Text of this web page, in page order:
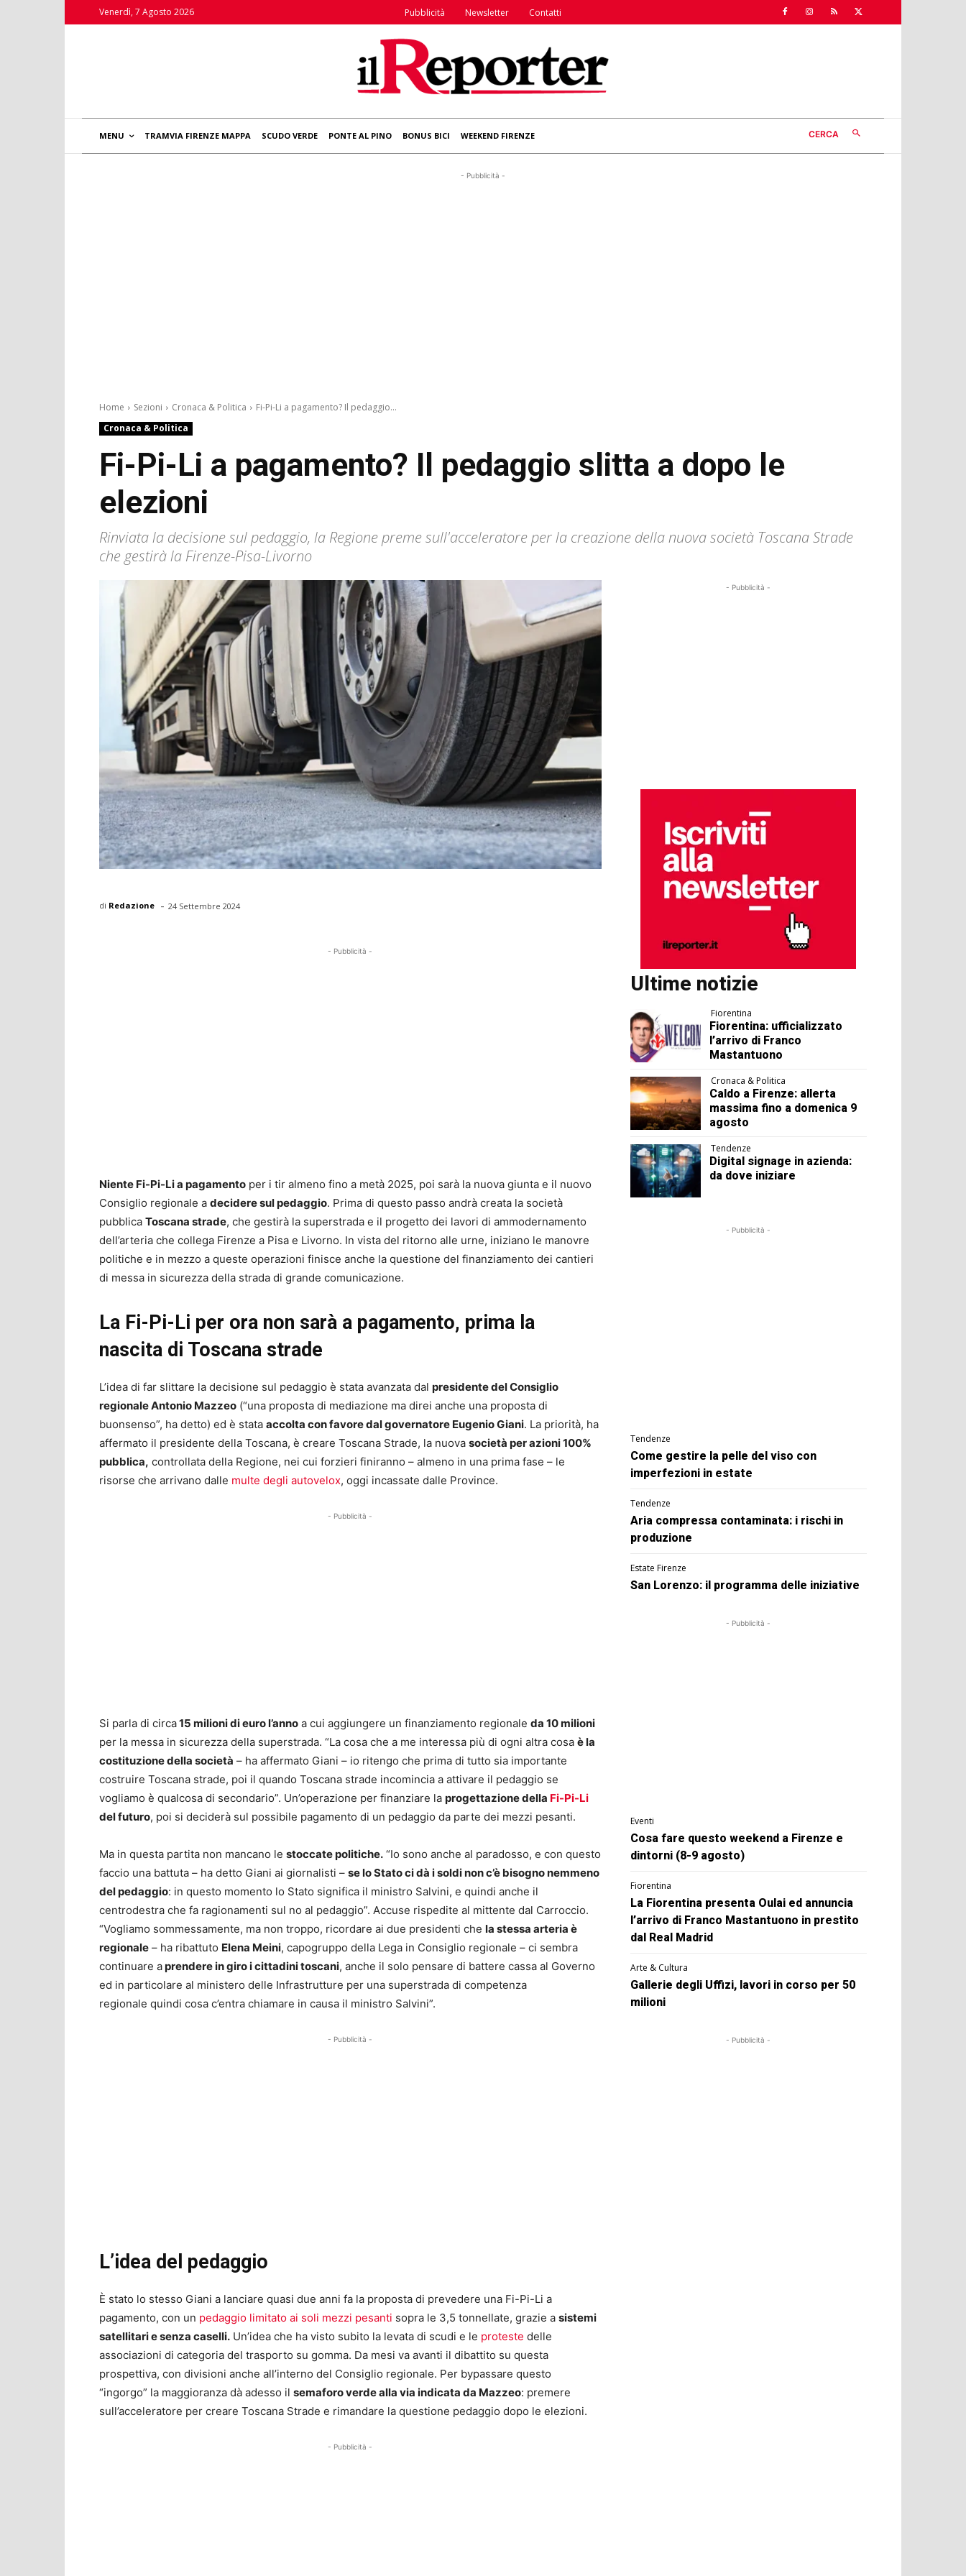
Venerdì, 7 Agosto 2026 Pubblicità Newsletter Contatti
MENU TRAMVIA FIRENZE MAPPA SCUDO VERDE PONTE AL PINO BONUS BICI WEEKEND FIRENZE CERCA
- Pubblicità -
Home Sezioni Cronaca & Politica
Fi-Pi-Li a pagamento? Il pedaggio...
Cronaca & Politica
Fi-Pi-Li a pagamento? Il pedaggio slitta a dopo le
elezioni
Rinviata la decisione sul pedaggio, la Regione preme sull'acceleratore per la creazione della nuova società Toscana Strade
che gestirà la Firenze-Pisa-Livorno
di Redazione - 24 Settembre 2024
- Pubblicità -
Niente Fi-Pi-Li a pagamento per i tir almeno fino a metà 2025, poi sarà la nuova giunta e il nuovo
Consiglio regionale a decidere sul pedaggio. Prima di questo passo andrà creata la società
pubblica Toscana strade, che gestirà la superstrada e il progetto dei lavori di ammodernamento
dell’arteria che collega Firenze a Pisa e Livorno. In vista del ritorno alle urne, iniziano le manovre
politiche e in mezzo a queste operazioni finisce anche la questione del finanziamento dei cantieri
di messa in sicurezza della strada di grande comunicazione.
La Fi-Pi-Li per ora non sarà a pagamento, prima la
nascita di Toscana strade
L’idea di far slittare la decisione sul pedaggio è stata avanzata dal presidente del Consiglio
regionale Antonio Mazzeo (“una proposta di mediazione ma direi anche una proposta di
buonsenso”, ha detto) ed è stata accolta con favore dal governatore Eugenio Giani. La priorità, ha
affermato il presidente della Toscana, è creare Toscana Strade, la nuova società per azioni 100%
pubblica, controllata della Regione, nei cui forzieri finiranno – almeno in una prima fase – le
risorse che arrivano dalle multe degli autovelox, oggi incassate dalle Province.
- Pubblicità -
Si parla di circa15 milioni di euro l’anno a cui aggiungere un finanziamento regionale da 10 milioni
per la messa in sicurezza della superstrada. “La cosa che a me interessa più di ogni altra cosa è la
costituzione della società – ha affermato Giani – io ritengo che prima di tutto sia importante
costruire Toscana strade, poi il quando Toscana strade incomincia a attivare il pedaggio se
vogliamo è qualcosa di secondario”. Un’operazione per finanziare la progettazione della Fi-Pi-Li
del futuro, poi si deciderà sul possibile pagamento di un pedaggio da parte dei mezzi pesanti.
Ma in questa partita non mancano le stoccate politiche. “Io sono anche al paradosso, e con questo
faccio una battuta – ha detto Giani ai giornalisti – se lo Stato ci dà i soldi non c’è bisogno nemmeno
del pedaggio: in questo momento lo Stato significa il ministro Salvini, e quindi anche il
centrodestra che fa ragionamenti sul no al pedaggio”. Accuse rispedite al mittente dal Carroccio.
“Vogliamo sommessamente, ma non troppo, ricordare ai due presidenti che la stessa arteria è
regionale – ha ribattuto Elena Meini, capogruppo della Lega in Consiglio regionale – ci sembra
continuare aprendere in giro i cittadini toscani, anche il solo pensare di battere cassa al Governo
ed in particolare al ministero delle Infrastrutture per una superstrada di competenza
regionale quindi cosa c’entra chiamare in causa il ministro Salvini”.
- Pubblicità -
L’idea del pedaggio
È stato lo stesso Giani a lanciare quasi due anni fa la proposta di prevedere una Fi-Pi-Li a
pagamento, con un pedaggio limitato ai soli mezzi pesanti sopra le 3,5 tonnellate, grazie a sistemi
satellitari e senza caselli. Un’idea che ha visto subito la levata di scudi e le proteste delle
associazioni di categoria del trasporto su gomma. Da mesi va avanti il dibattito su questa
prospettiva, con divisioni anche all’interno del Consiglio regionale. Per bypassare questo
“ingorgo” la maggioranza dà adesso il semaforo verde alla via indicata da Mazzeo: premere
sull’acceleratore per creare Toscana Strade e rimandare la questione pedaggio dopo le elezioni.
- Pubblicità -
- Pubblicità -
Ultime notizie
Fiorentina
Fiorentina: ufficializzato
l’arrivo di Franco
Mastantuono
Cronaca & Politica
Caldo a Firenze: allerta
massima fino a domenica 9
agosto
Tendenze
Digital signage in azienda:
da dove iniziare
- Pubblicità -
Tendenze
Come gestire la pelle del viso con
imperfezioni in estate
Tendenze
Aria compressa contaminata: i rischi in
produzione
Estate Firenze
San Lorenzo: il programma delle iniziative
- Pubblicità -
Eventi
Cosa fare questo weekend a Firenze e
dintorni (8-9 agosto)
Fiorentina
La Fiorentina presenta Oulai ed annuncia
l’arrivo di Franco Mastantuono in prestito
dal Real Madrid
Arte & Cultura
Gallerie degli Uffizi, lavori in corso per 50
milioni
- Pubblicità -